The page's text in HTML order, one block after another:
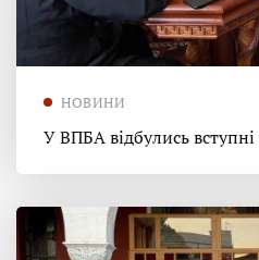
НОВИНИ
У ВПБА відбулись вступні